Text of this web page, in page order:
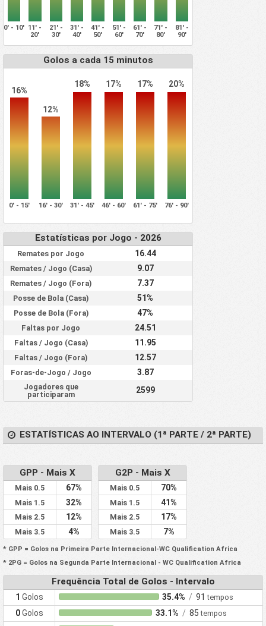
0' - 10' 11' -
20'
21' -
30'
31' -
40'
41' -
50'
51' -
60'
61' -
70'
71' -
80'
81' -
90'
Golos a cada 15 minutos
16%
12%
18% 17% 17% 20%
0' - 15' 16' - 30' 31' - 45' 46' - 60' 61' - 75' 76' - 90'
Estatísticas por Jogo - 2026
Remates por Jogo 16.44
Remates / Jogo (Casa) 9.07
Remates / Jogo (Fora) 7.37
Posse de Bola (Casa) 51%
Posse de Bola (Fora) 47%
Faltas por Jogo 24.51
Faltas / Jogo (Casa) 11.95
Faltas / Jogo (Fora) 12.57
Foras-de-Jogo / Jogo 3.87
Jogadores que
participaram
2599
ESTATÍSTICAS AO INTERVALO (1ª PARTE / 2ª PARTE)
GPP - Mais X
Mais 0.5 67%
Mais 1.5 32%
Mais 2.5 12%
Mais 3.5 4%
G2P - Mais X
Mais 0.5 70%
Mais 1.5 41%
Mais 2.5 17%
Mais 3.5 7%
* GPP = Golos na Primeira Parte Internacional-WC Qualification Africa
* 2PG = Golos na Segunda Parte Internacional - WC Qualification Africa
Frequência Total de Golos - Intervalo
1 Golos 35.4% / 91tempos
0Golos 33.1% / 85tempos